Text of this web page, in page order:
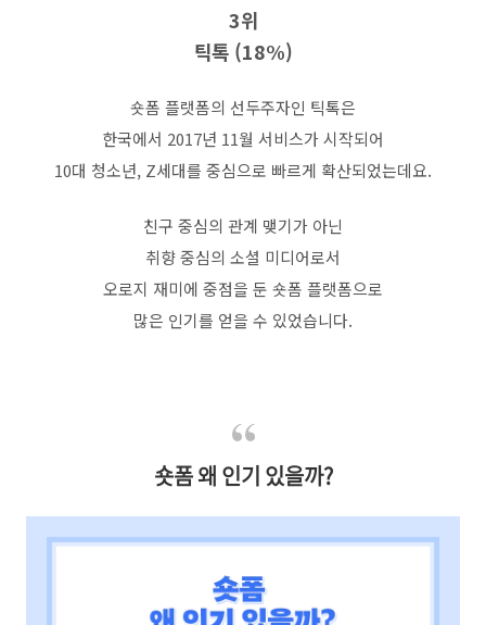
3위
틱톡 (18%)
숏폼 플랫폼의 선두주자인 틱톡은
한국에서 2017년 11월 서비스가 시작되어
10대 청소년, Z세대를 중심으로 빠르게 확산되었는데요.
친구 중심의 관계 맺기가 아닌
취향 중심의 소셜 미디어로서
오로지 재미에 중점을 둔 숏폼 플랫폼으로
많은 인기를 얻을 수 있었습니다.
숏폼 왜 인기 있을까?